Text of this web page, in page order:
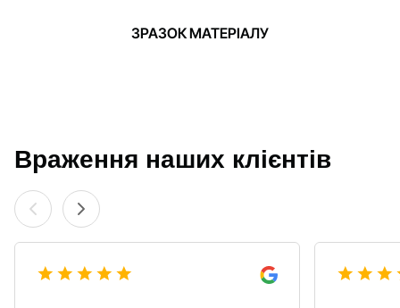
ЗРАЗОК МАТЕРІАЛУ
Враження наших клієнтів